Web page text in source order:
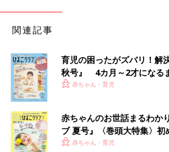
関連記事
育児の困ったがズバリ！解
秋号』 4カ月～2才になる
いっぱい！
赤ちゃん・育児
赤ちゃんのお世話まるわか
ブ 夏号』〈巻頭大特集〉
く！ おっぱい・ミルクの基
赤ちゃん・育児